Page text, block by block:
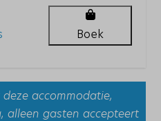
Boek
accommodatie,
alleen gasten accepteert